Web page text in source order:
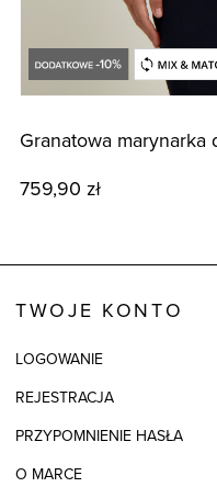
Granatowa marynarka
759,90 zł
TWOJE KONTO
LOGOWANIE
REJESTRACJA
PRZYPOMNIENIE HASŁA
O MARCE